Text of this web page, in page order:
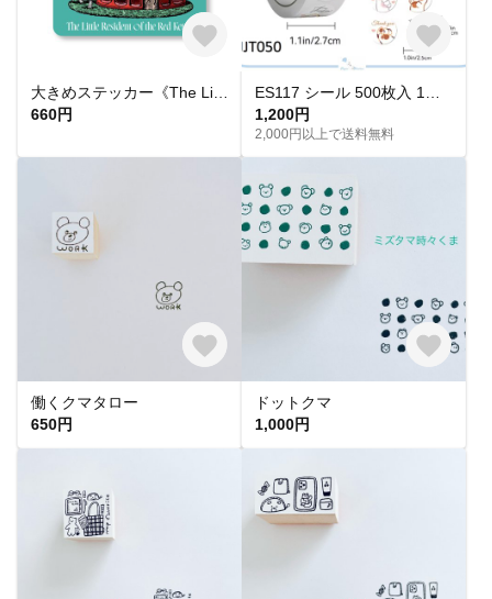
660円
1,200円
2,000円以上で送料無料
働くクマタロー
650円
ドットクマ
1,000円